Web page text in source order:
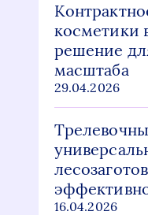
косметики
решение
масштаба
29.04.2026
16.04.2026